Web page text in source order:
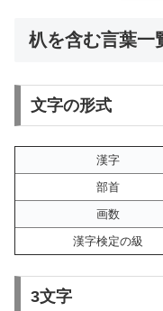
朳を含む言葉一
文字の形式
漢字
部首
画数
漢字検定の級
3文字